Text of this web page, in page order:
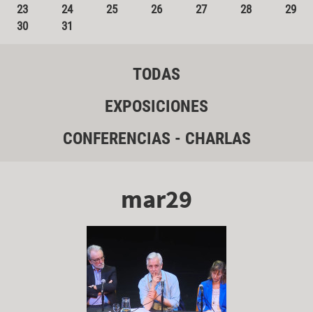
23
24 25 26 27 28
29
30
31
TODAS
EXPOSICIONES
CONFERENCIAS - CHARLAS
mar29